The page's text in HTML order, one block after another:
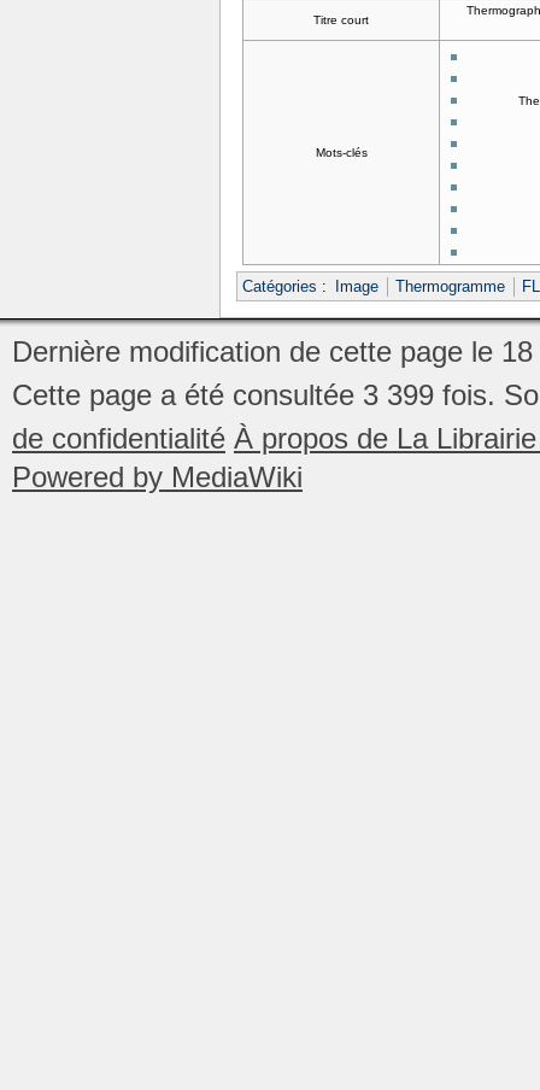
Titre court
Mots-clés
Catégories : Image Thermogramme
Dernière modification de cette page le
Cette page a été consultée 3 399 fois.
de confidentialité À propos de La
Powered by MediaWiki